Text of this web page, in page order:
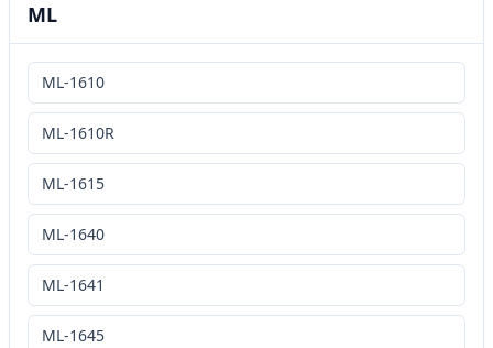
ML
ML-1610
ML-1610R
ML-1615
ML-1640
ML-1641
ML-1645